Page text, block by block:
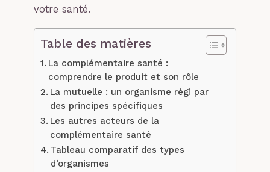
votre santé.
Table des matières
La complémentaire santé :
comprendre le produit et son rôle
La mutuelle : un organisme régi par
des principes spécifiques
Les autres acteurs de la
complémentaire santé
Tableau comparatif des types
d’organismes